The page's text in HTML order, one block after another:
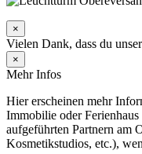
×
Vielen Dank, dass du
×
Mehr Infos
Hier erscheinen mehr
Immobilie oder
aufgeführten Partnern am
Kosmetikstudios, etc.),